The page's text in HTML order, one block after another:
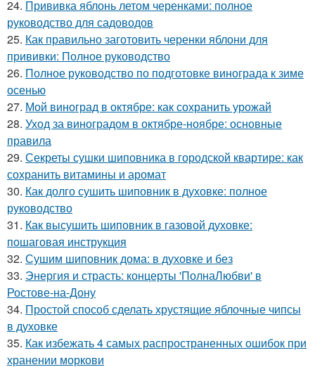
24. Прививка яблонь летом черенками: полное
руководство для садоводов
25. Как правильно заготовить черенки яблони для
прививки: Полное руководство
26. Полное руководство по подготовке винограда к зиме
осенью
27. Мой виноград в октябре: как сохранить урожай
28. Уход за виноградом в октябре-ноябре: основные
правила
29. Секреты сушки шиповника в городской квартире: как
сохранить витамины и аромат
30. Как долго сушить шиповник в духовке: полное
руководство
31. Как высушить шиповник в газовой духовке:
пошаговая инструкция
32. Сушим шиповник дома: в духовке и без
33. Энергия и страсть: концерты 'ПолнаЛюбви' в
Ростове-на-Дону
34. Простой способ сделать хрустящие яблочные чипсы
в духовке
35. Как избежать 4 самых распространенных ошибок при
хранении моркови